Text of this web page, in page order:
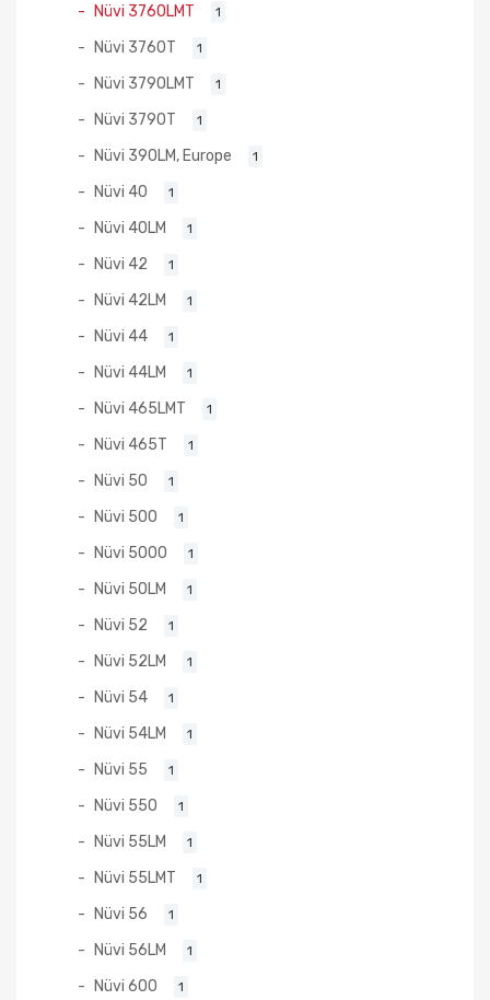
Nüvi 3760LMT 1
Nüvi 3760T 1
Nüvi 3790LMT 1
Nüvi 3790T 1
Nüvi 390LM, Europe 1
Nüvi 40 1
Nüvi 40LM 1
Nüvi 42 1
Nüvi 42LM 1
Nüvi 44 1
Nüvi 44LM 1
Nüvi 465LMT 1
Nüvi 465T 1
Nüvi 50 1
Nüvi 500 1
Nüvi 5000 1
Nüvi 50LM 1
Nüvi 52 1
Nüvi 52LM 1
Nüvi 54 1
Nüvi 54LM 1
Nüvi 55 1
Nüvi 550 1
Nüvi 55LM 1
Nüvi 55LMT 1
Nüvi 56 1
Nüvi 56LM 1
Nüvi 600 1